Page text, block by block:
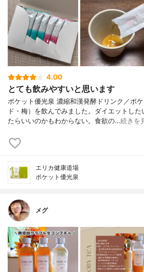
4.00
とても飲みやすいと思います
ポケット優光泉 濃縮和漢発酵ドリンク／ポ
ド・梅）を飲んでみました。ダイエットし
たらいいのかもわからない。食欲の…続きを
エリカ健康道場
ポケット優光泉
メグ